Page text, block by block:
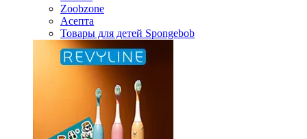
Zoobzone
Асепта
Товары для детей Spongebob